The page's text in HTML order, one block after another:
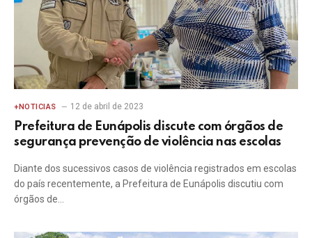
+NOTICIAS 12 de abril de 2023
Prefeitura de Eunápolis discute com órgãos de
segurança prevenção de violência nas escolas
Diante dos sucessivos casos de violência registrados em escolas
do país recentemente, a Prefeitura de Eunápolis discutiu com
órgãos de…